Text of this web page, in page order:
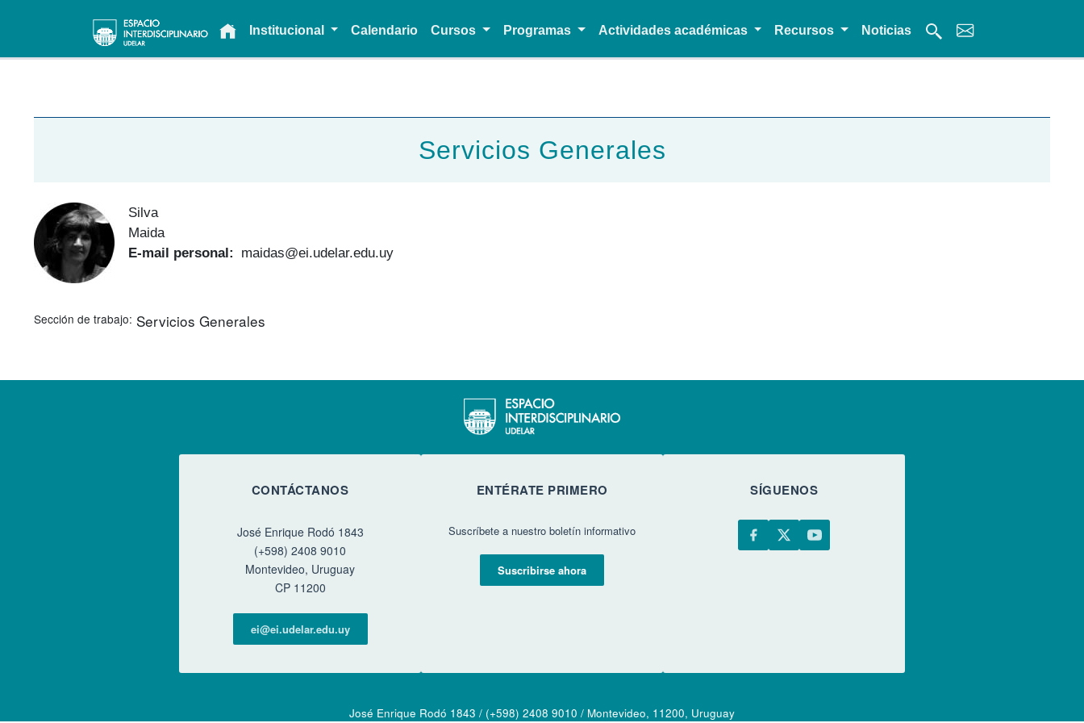
Main navigationInstitucional Calendario Cursos Programas Actividades académicas Recursos Noticias
Servicios Generales
Silva
Maida
E-mail personal
maidas@ei.udelar.edu.uy
Sección de trabajo Servicios Generales
CONTÁCTANOS
José Enrique Rodó 1843
(+598) 2408 9010
Montevideo, Uruguay
CP 11200
ei@ei.udelar.edu.uy
ENTÉRATE PRIMERO
Suscríbete a nuestro boletín informativo
Suscribirse ahora
SÍGUENOS
José Enrique Rodó 1843 / (+598) 2408 9010 / Montevideo, 11200, Uruguay